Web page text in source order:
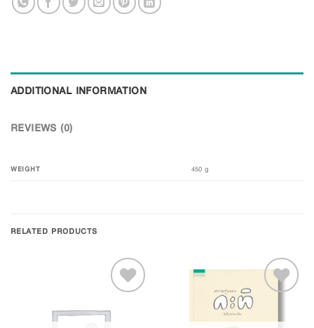
ADDITIONAL INFORMATION
REVIEWS (0)
WEIGHT 450 g
RELATED PRODUCTS